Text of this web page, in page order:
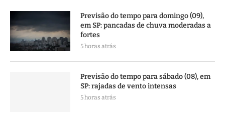
Previsão do tempo para domingo (09),
em SP: pancadas de chuva moderadas a
fortes
5 horas atrás
Previsão do tempo para sábado (08), em
SP: rajadas de vento intensas
5 horas atrás